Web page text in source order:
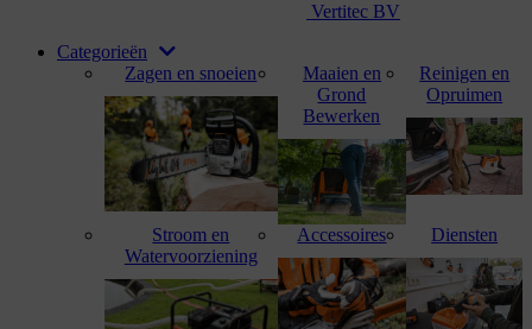
Vertitec BV
Categorieën
Zagen en snoeien
Maaien en
Grond
Bewerken
Reinigen en
Opruimen
Stroom en
Watervoorziening
Accessoires Diensten